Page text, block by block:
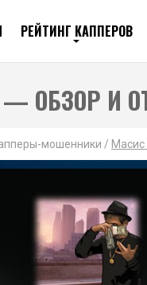
РЕЙТИНГ КАППЕРОВ
— ОБЗОР
мошенники / Масис